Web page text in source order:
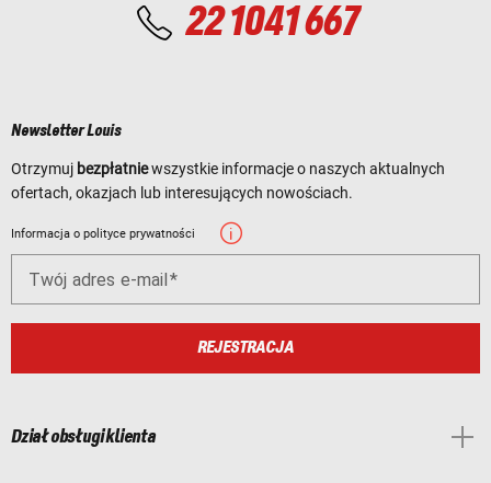
22 1041 667
Newsletter Louis
Otrzymuj bezpłatniewszystkie informacje o naszych aktualnych
ofertach, okazjach lub interesujących nowościach.
Informacja o polityce prywatności
Twój adres e-mail
REJESTRACJA
Dział obsługi klienta